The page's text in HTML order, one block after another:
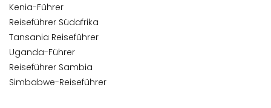
Kenia-Führer
Reiseführer Südafrika
Tansania Reiseführer
Uganda-Führer
Reiseführer Sambia
Simbabwe-Reiseführer